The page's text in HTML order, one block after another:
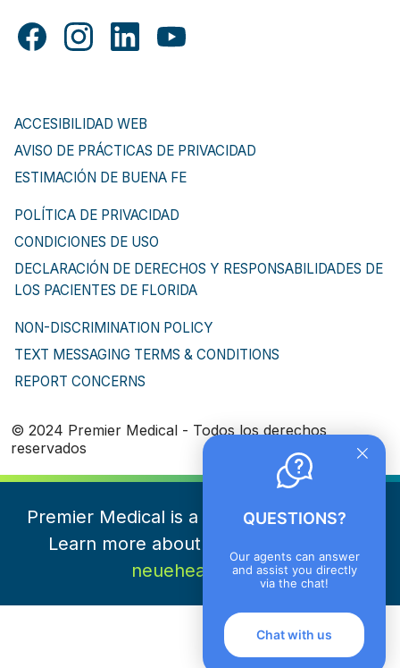
ACCESIBILIDAD WEB
AVISO DE PRÁCTICAS DE PRIVACIDAD
ESTIMACIÓN DE BUENA FE
POLÍTICA DE PRIVACIDAD
CONDICIONES DE USO
DECLARACIÓN DE DERECHOS Y RESPONSABILIDADES DE
LOS PACIENTES DE FLORIDA
NON-DISCRIMINATION POLICY
TEXT MESSAGING TERMS & CONDITIONS
REPORT CONCERNS
© 2024 Premier Medical - Todos los derechos
reservados
Premier Medical is a part of NeueHealth.
Learn more about NeueHealth here
neuehealth.com
QUESTIONS?
Our agents can answer
and assist you directly
via the chat!
Chat with us